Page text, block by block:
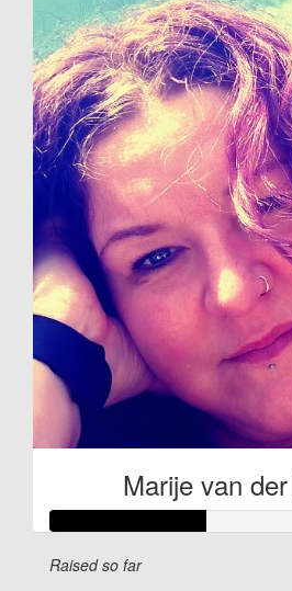
Marije van
Raised so far